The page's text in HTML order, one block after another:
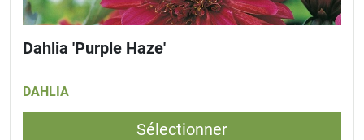
Dahlia 'Purple Haze'
DAHLIA
Sélectionner